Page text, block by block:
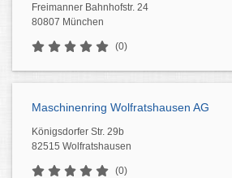
Freimanner Bahnhofstr. 24
80807 München
(0)
Maschinenring Wolfratshausen AG
Königsdorfer Str. 29b
82515 Wolfratshausen
(0)